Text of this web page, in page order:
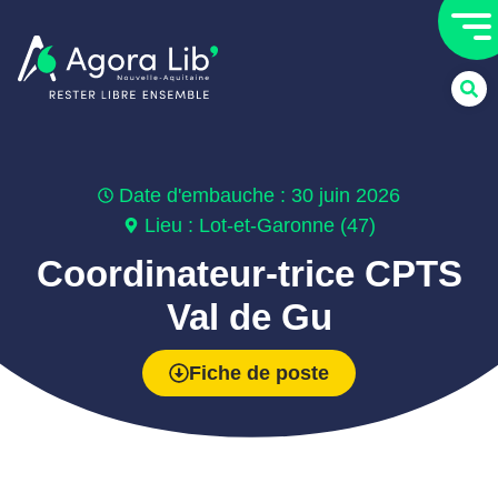
Date d'embauche : 30 juin 2026
Lieu : Lot-et-Garonne (47)
Coordinateur-trice CPTS
Val de Gu
Fiche de poste